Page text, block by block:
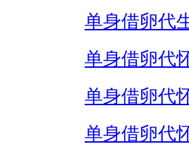
单身借卵代
单身借卵代
单身借卵代
单身借卵代